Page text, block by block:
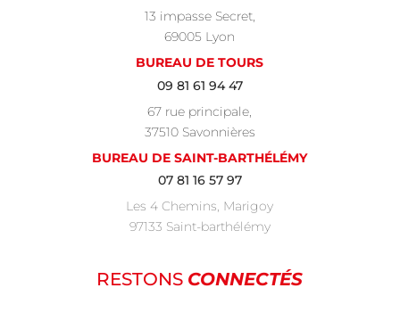
13 impasse Secret,
69005 Lyon
BUREAU DE TOURS
09 81 61 94 47
67 rue principale,
37510 Savonnières
BUREAU DE SAINT-BARTHÉLÉMY
07 81 16 57 97
Les 4 Chemins, Marigoy
97133 Saint-barthélémy
RESTONS CONNECTÉS